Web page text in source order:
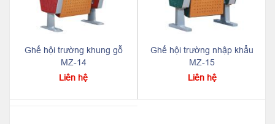
Ghế hội trường khung gỗ
MZ-14
Liên hệ
Ghế hội trường nhập khẩu
MZ-15
Liên hệ